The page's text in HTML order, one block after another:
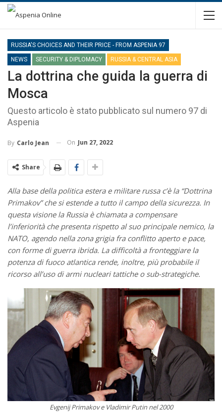
RUSSIA'S CHOICES AND THEIR PRICE - FROM ASPENIA 97
NEWS SECURITY & DIPLOMACY RUSSIA & CENTRAL ASIA
La dottrina che guida la guerra di
Mosca
Questo articolo è stato pubblicato sul numero 97 di
Aspenia
By Carlo Jean On Jun 27, 2022
Share
Alla base della politica estera e militare russa c’è la “Dottrina
Primakov” che si estende a tutto il campo della sicurezza. In
questa visione la Russia è chiamata a compensare
l’inferiorità che presenta rispetto al suo principale nemico, la
NATO, agendo nella zona grigia fra conflitto aperto e pace,
con forme di guerra ibrida. La difficoltà a fronteggiare la
potenza di fuoco atlantica rende, inoltre, più probabile il
ricorso all’uso di armi nucleari tattiche o sub-strategiche.
Evgenij Primakov e Vladimir Putin nel 2000